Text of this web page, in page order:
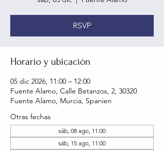
RSVP
Horario y ubicación
05 dic 2026, 11:00 – 12:00
Fuente Alamo, Calle Betanzos, 2, 30320
Fuente Alamo, Murcia, Spanien
Otras fechas
sáb, 08 ago, 11:00
sáb, 15 ago, 11:00